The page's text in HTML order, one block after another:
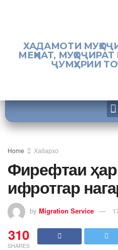
ХАДАМОТИ
МЕҲНАТ,
ҶУМҲУРИИ
Home Хабархо
Фирефтаи
ифротгар
by Migration Service
310
SHARES